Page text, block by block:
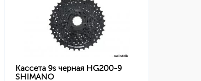
Кассета 9s черная HG200-9
SHIMANO